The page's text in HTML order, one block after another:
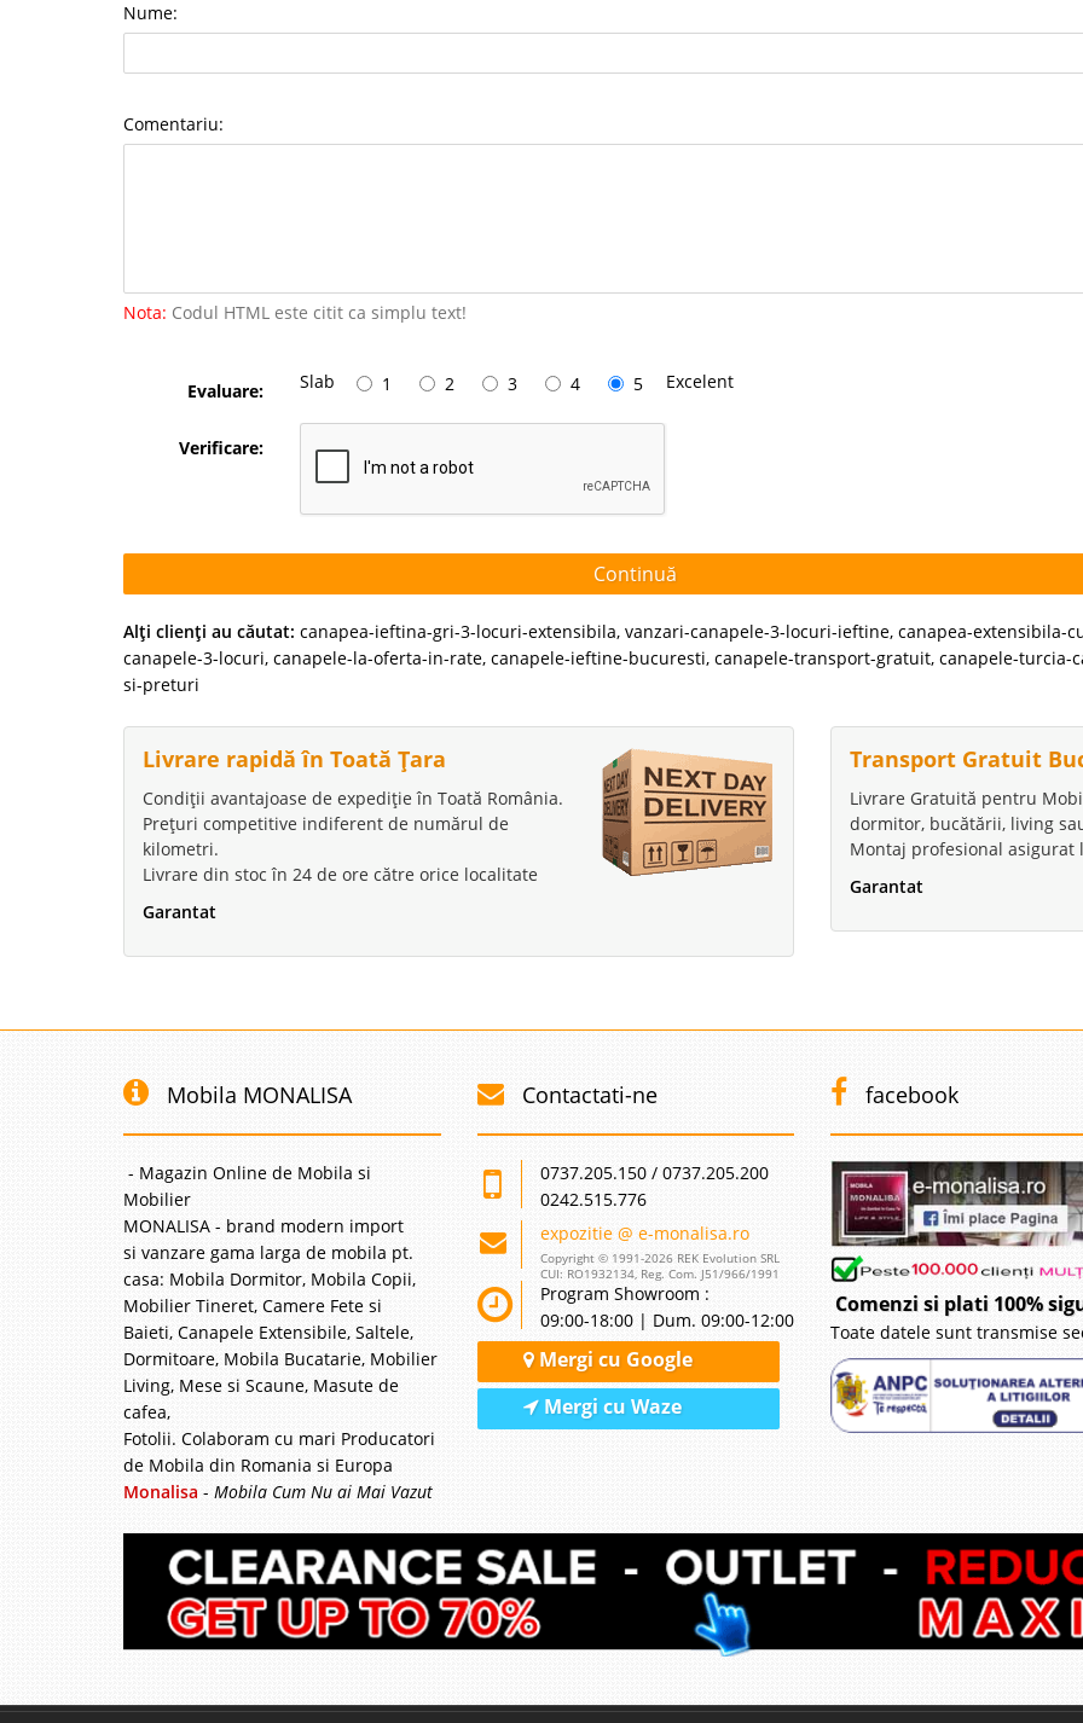
Nume:
Comentariu:
Nota: Codul HTML este citit ca simplu text!
Evaluare: Slab 1 2 3 4 5 Excelent
Verificare:
Continuă
Alţi clienţi au căutat: canapea-ieftina-gri-3-locuri-extensibila, vanzari-canapele-3-locuri-ieftine, canapea-extensibila-
canapele-3-locuri, canapele-la-oferta-in-rate, canapele-ieftine-bucuresti, canapele-transport-gratuit, canapele-turcia-
si-preturi
Livrare rapidă în Toată Țara
Condiții avantajoase de expediție în Toată România.
Prețuri competitive indiferent de numărul de
kilometri.
Livrare din stoc în 24 de ore către orice localitate
Garantat
Transport Gratuit
Livrare Gratuită pentru
dormitor, bucătării, living
Montaj profesional asigurat
Garantat
Mobila MONALISA
- Magazin Online de Mobila si
Mobilier
MONALISA - brand modern import
si vanzare gama larga de mobila pt.
casa: Mobila Dormitor, Mobila Copii,
Mobilier Tineret, Camere Fete si
Baieti, Canapele Extensibile, Saltele,
Dormitoare, Mobila Bucatarie, Mobilier
Living, Mese si Scaune, Masute de
cafea,
Fotolii. Colaboram cu mari Producatori
de Mobila din Romania si Europa
Monalisa - Mobila Cum Nu ai Mai Vazut
Contactati-ne
0737.205.150 / 0737.205.200
0242.515.776
expozitie @ e-monalisa.ro
Copyright © 1991-2026 REK Evolution SRL
CUI: RO1932134, Reg. Com. J51/966/1991
Program Showroom :
09:00-18:00 | Dum. 09:00-12:00
Mergi cu Google
Mergi cu Waze
facebook
Comenzi si plati 100%
Toate datele sunt transmise